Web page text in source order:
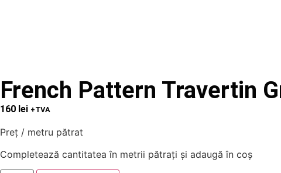
French Pattern Travertin
160 lei +TVA
Preț / metru pătrat
Completează cantitatea în metrii pătrați și adaugă în coș